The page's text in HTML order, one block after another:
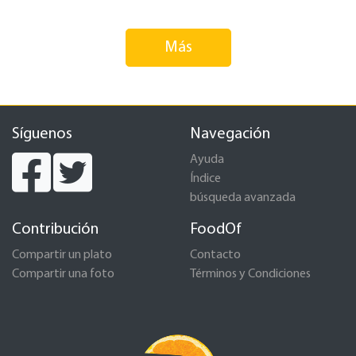
Más
Síguenos Navegación
Ayuda
Índice
búsqueda avanzada
Contribución
Compartir un plato
Compartir una foto
FoodOf
Contacto
Términos y Condiciones